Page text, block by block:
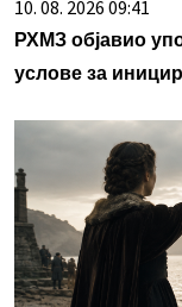
10. 08. 2026 09:41
РХМЗ објавио
услове за